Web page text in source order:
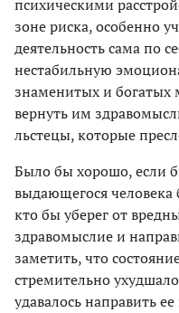
психическими
зоне риска, особенно
деятельность сама по
нестабильную
знаменитых и богатых
вернуть им
льстецы, которые
Было бы хорошо, если
выдающегося
кто бы уберег от
здравомыслие и
заметить, что
стремительно
удавалось направить